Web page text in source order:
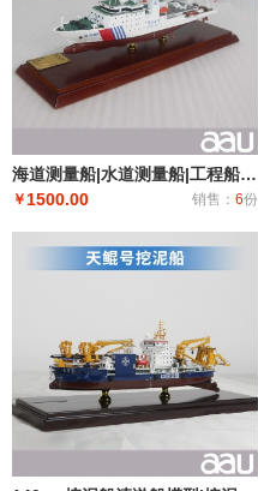
海道测量船|水道测量船|工程船布缆船|海巡08海道测量船模型工艺船航模纪念摆件展览收藏品送礼
￥ 1500.00 销售： 6份